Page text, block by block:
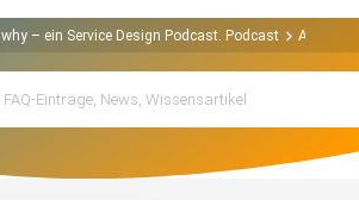
why – ein Service Design Podcast. Podcast Anika